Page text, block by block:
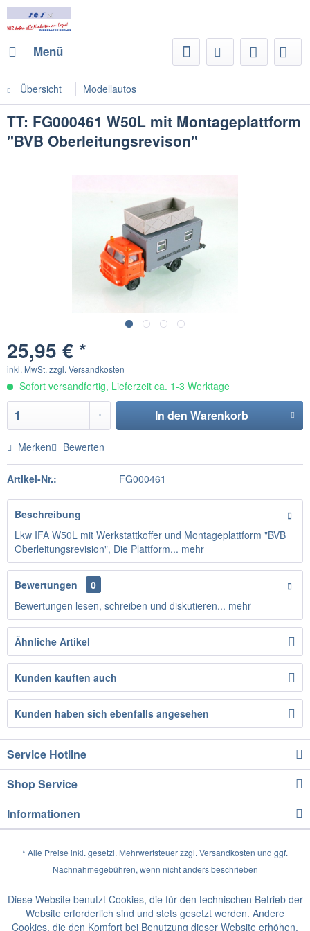
Menü
Übersicht Modellautos
TT: FG000461 W50L mit Montageplattform
"BVB Oberleitungsrevison"
25,95 € *
inkl. MwSt. zzgl. Versandkosten
Sofort versandfertig, Lieferzeit ca. 1-3 Werktage
In den Warenkorb
Merken Bewerten
Artikel-Nr.: FG000461
Beschreibung
Lkw IFA W50L mit Werkstattkoffer und Montageplattform "BVB
Oberleitungsrevision", Die Plattform... mehr
Bewertungen
0
Bewertungen lesen, schreiben und diskutieren... mehr
Ähnliche Artikel
Kunden kauften auch
Kunden haben sich ebenfalls angesehen
Service Hotline
Shop Service
Informationen
* Alle Preise inkl. gesetzl. Mehrwertsteuer zzgl. Versandkosten und ggf.
Nachnahmegebühren, wenn nicht anders beschrieben
Diese Website benutzt Cookies, die für den technischen Betrieb der
Website erforderlich sind und stets gesetzt werden. Andere
Cookies, die den Komfort bei Benutzung dieser Website erhöhen,